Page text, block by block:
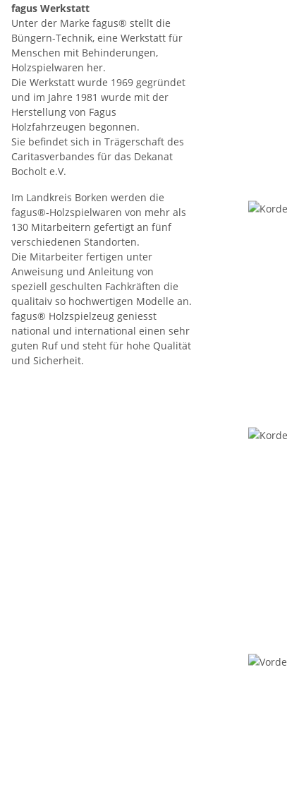
fagus Werkstatt
Unter der Marke fagus® stellt die
Büngern-Technik, eine Werkstatt für
Menschen mit Behinderungen,
Holzspielwaren her.
Die Werkstatt wurde 1969 gegründet
und im Jahre 1981 wurde mit der
Herstellung von Fagus
Holzfahrzeugen begonnen.
Sie befindet sich in Trägerschaft des
Caritasverbandes für das Dekanat
Bocholt e.V.
Im Landkreis Borken werden die
fagus®-Holzspielwaren von mehr als
130 Mitarbeitern gefertigt an fünf
verschiedenen Standorten.
Die Mitarbeiter fertigen unter
Anweisung und Anleitung von
speziell geschulten Fachkräften die
qualitaiv so hochwertigen Modelle an.
fagus® Holzspielzeug geniesst
national und international einen sehr
guten Ruf und steht für hohe Qualität
und Sicherheit.